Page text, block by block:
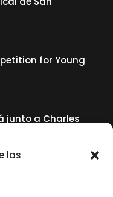
las
for Young
junto a Charles